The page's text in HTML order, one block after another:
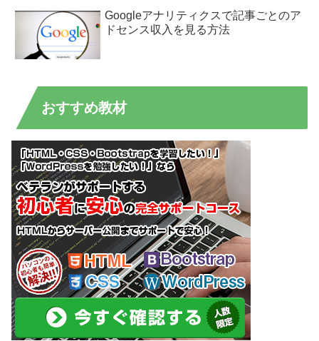
Googleアナリティクスで記事ごとのア
ドセンス収入を見る方法
おすすめ教材